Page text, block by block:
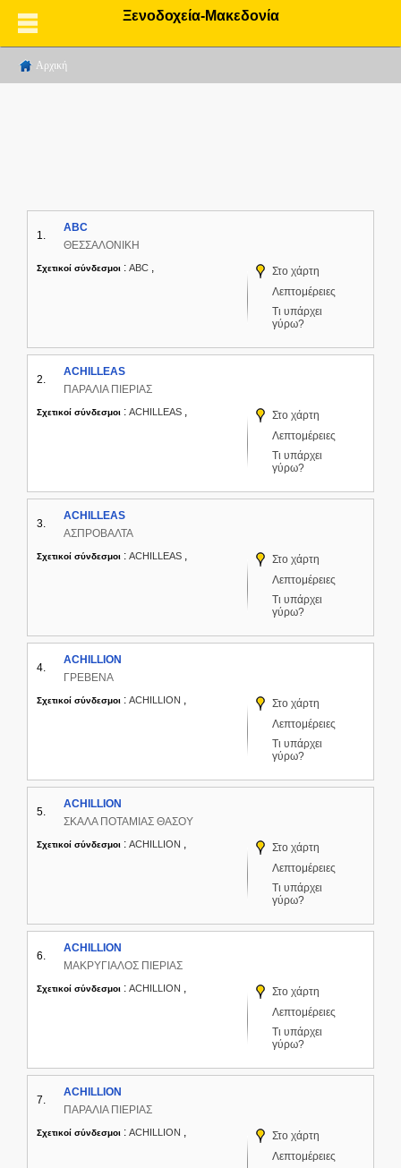
Ξενοδοχεία-Μακεδονία
Αρχική
1.
ABC
ΘΕΣΣΑΛΟΝΙΚΗ
Σχετικοί σύνδεσμοι : ABC ,
Στο χάρτη
Λεπτομέρειες
Τι υπάρχει
γύρω?
2.
ACHILLEAS
ΠΑΡΑΛΙΑ ΠΙΕΡΙΑΣ
Σχετικοί σύνδεσμοι : ACHILLEAS ,
Στο χάρτη
Λεπτομέρειες
Τι υπάρχει
γύρω?
3.
ACHILLEAS
ΑΣΠΡΟΒΑΛΤΑ
Σχετικοί σύνδεσμοι : ACHILLEAS ,
Στο χάρτη
Λεπτομέρειες
Τι υπάρχει
γύρω?
4.
ACHILLION
ΓΡΕΒΕΝΑ
Σχετικοί σύνδεσμοι : ACHILLION ,
Στο χάρτη
Λεπτομέρειες
Τι υπάρχει
γύρω?
5.
ACHILLION
ΣΚΑΛΑ ΠΟΤΑΜΙΑΣ ΘΑΣΟΥ
Σχετικοί σύνδεσμοι : ACHILLION ,
Στο χάρτη
Λεπτομέρειες
Τι υπάρχει
γύρω?
6.
ACHILLION
ΜΑΚΡΥΓΙΑΛΟΣ ΠΙΕΡΙΑΣ
Σχετικοί σύνδεσμοι : ACHILLION ,
Στο χάρτη
Λεπτομέρειες
Τι υπάρχει
γύρω?
7.
ACHILLION
ΠΑΡΑΛΙΑ ΠΙΕΡΙΑΣ
Σχετικοί σύνδεσμοι : ACHILLION ,
Στο χάρτη
Λεπτομέρειες